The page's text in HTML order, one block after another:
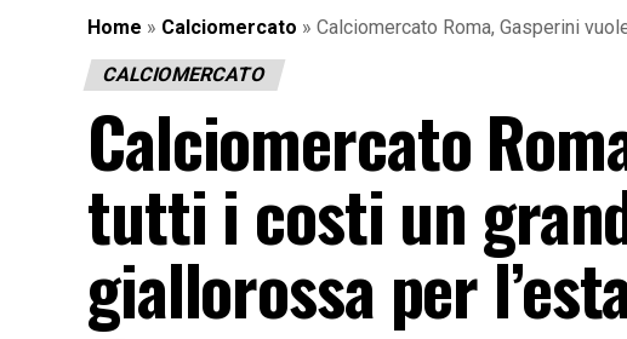
Home » Calciomercato » Calciomercato Roma, Gasperini
CALCIOMERCATO
Calciomercato
tutti i costi un
giallorossa per